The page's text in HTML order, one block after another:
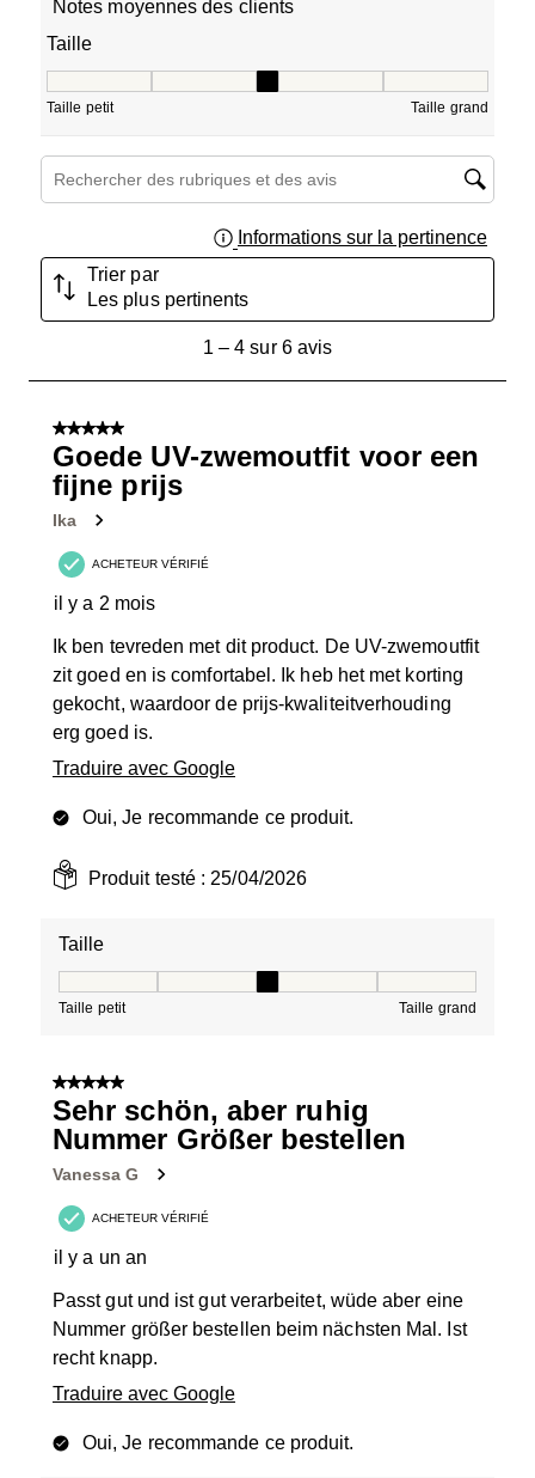
Notes moyennes des clients
Taille
Taille petit Taille grand
Zone de recherche de sujet et d'avis
Informations sur la pertinence
Trier par
Les plus pertinents
sur
avis.
1– 4 sur 6 avis
5 sur 5 étoiles.
Goede UV-zwemoutfit voor een
fijne prijs
Ika
ACHETEUR VÉRIFIÉ
il y a 2 mois
Ik ben tevreden met dit product. De UV-zwemoutfit
zit goed en is comfortabel. Ik heb het met korting
gekocht, waardoor de prijs-kwaliteitverhouding
erg goed is.
Traduire avec Google
Oui, Je recommande ce produit.
Produit testé :25/04/2026
Taille
Taille petit Taille grand
5 sur 5 étoiles.
Sehr schön, aber ruhig
Nummer Größer bestellen
Vanessa G
ACHETEUR VÉRIFIÉ
il y a un an
Passt gut und ist gut verarbeitet, wüde aber eine
Nummer größer bestellen beim nächsten Mal. Ist
recht knapp.
Traduire avec Google
Oui, Je recommande ce produit.